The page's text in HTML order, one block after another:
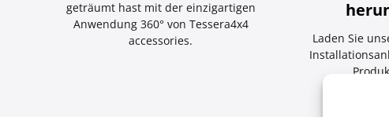
geträumt hast mit der einzigartigen
Anwendung 360° von Tessera4x4
accessories.
Laden Sie